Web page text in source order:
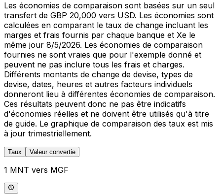
Les économies de comparaison sont basées sur un seul
transfert de GBP 20,000 vers USD. Les économies sont
calculées en comparant le taux de change incluant les
marges et frais fournis par chaque banque et Xe le
même jour 8/5/2026. Les économies de comparaison
fournies ne sont vraies que pour l'exemple donné et
peuvent ne pas inclure tous les frais et charges.
Différents montants de change de devise, types de
devise, dates, heures et autres facteurs individuels
donneront lieu à différentes économies de comparaison.
Ces résultats peuvent donc ne pas être indicatifs
d'économies réelles et ne doivent être utilisés qu'à titre
de guide. Le graphique de comparaison des taux est mis
à jour trimestriellement.
Taux Valeur convertie
1 MNT vers MGF